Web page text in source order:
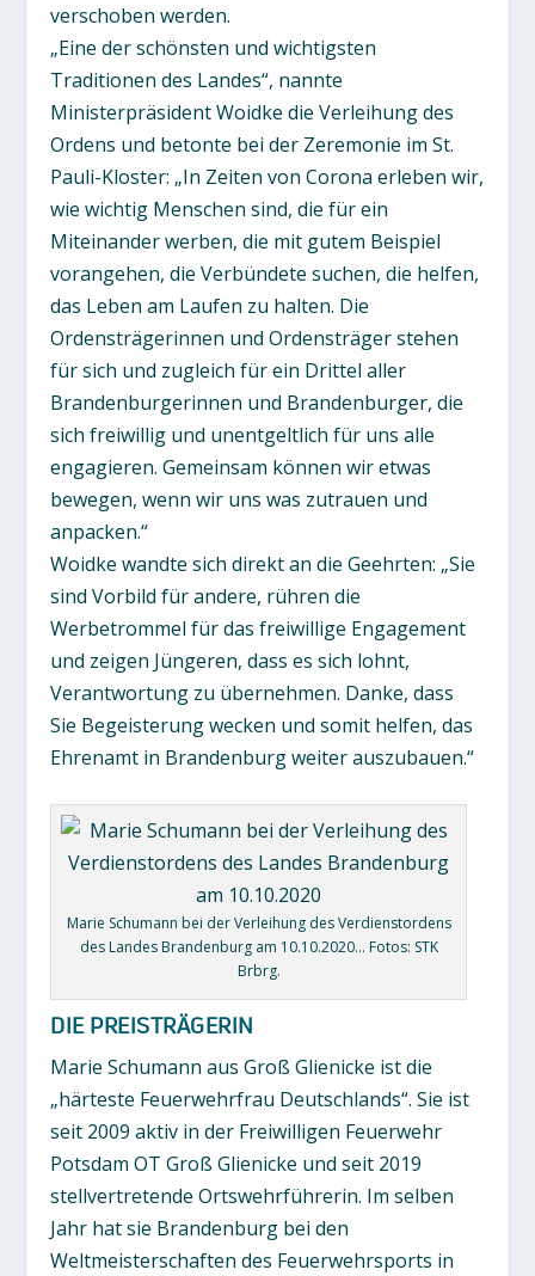
verschoben werden.
„Eine der schönsten und wichtigsten
Traditionen des Landes“, nannte
Ministerpräsident Woidke die Verleihung des
Ordens und betonte bei der Zeremonie im St.
Pauli-Kloster: „In Zeiten von Corona erleben wir,
wie wichtig Menschen sind, die für ein
Miteinander werben, die mit gutem Beispiel
vorangehen, die Verbündete suchen, die helfen,
das Leben am Laufen zu halten. Die
Ordensträgerinnen und Ordensträger stehen
für sich und zugleich für ein Drittel aller
Brandenburgerinnen und Brandenburger, die
sich freiwillig und unentgeltlich für uns alle
engagieren. Gemeinsam können wir etwas
bewegen, wenn wir uns was zutrauen und
anpacken.“
Woidke wandte sich direkt an die Geehrten: „Sie
sind Vorbild für andere, rühren die
Werbetrommel für das freiwillige Engagement
und zeigen Jüngeren, dass es sich lohnt,
Verantwortung zu übernehmen. Danke, dass
Sie Begeisterung wecken und somit helfen, das
Ehrenamt in Brandenburg weiter auszubauen.“
Marie Schumann bei der Verleihung des Verdienstordens
des Landes Brandenburg am 10.10.2020… Fotos: STK
Brbrg.
DIE PREISTRÄGERIN
Marie Schumann aus Groß Glienicke ist die
„härteste Feuerwehrfrau Deutschlands“. Sie ist
seit 2009 aktiv in der Freiwilligen Feuerwehr
Potsdam OT Groß Glienicke und seit 2019
stellvertretende Ortswehrführerin. Im selben
Jahr hat sie Brandenburg bei den
Weltmeisterschaften des Feuerwehrsports in